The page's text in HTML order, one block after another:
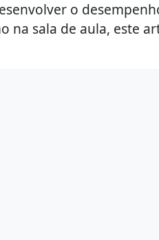
o
na sala de aula, este